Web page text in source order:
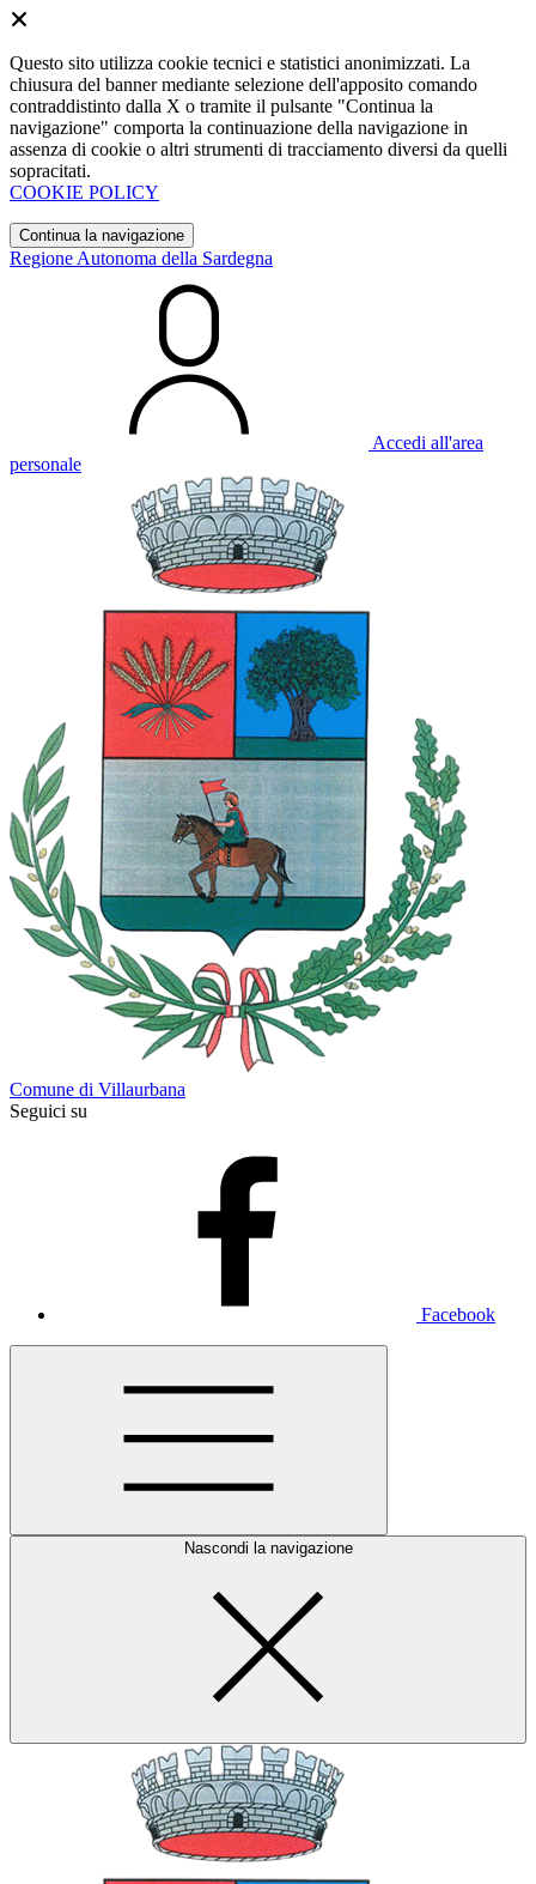
Questo sito utilizza cookie tecnici e statistici anonimizzati. La
chiusura del banner mediante selezione dell'apposito comando
contraddistinto dalla X o tramite il pulsante "Continua la
navigazione" comporta la continuazione della navigazione in
assenza di cookie o altri strumenti di tracciamento diversi da quelli
sopracitati.
COOKIE POLICY
Continua la navigazione
Regione Autonoma della Sardegna
Accedi all'area
personale
Comune di Villaurbana
Seguici su
Facebook
Nascondi la navigazione